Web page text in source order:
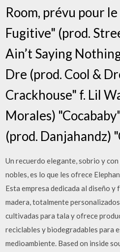
Room, prévu pour
Fugitive" (prod.
Ain’t Saying
Dre (prod. Cool &
Crackhouse" f. Lil
Morales)
(prod. Danjahandz)
Un recuerdo elegante, sobrio y
nobles, es lo que les ofrece
Esta empresa dedicada al diseño
madera, totalmente
cultivadas para tala y ofrece
reciclables y biodegradables para
medioambiente. Based on inside